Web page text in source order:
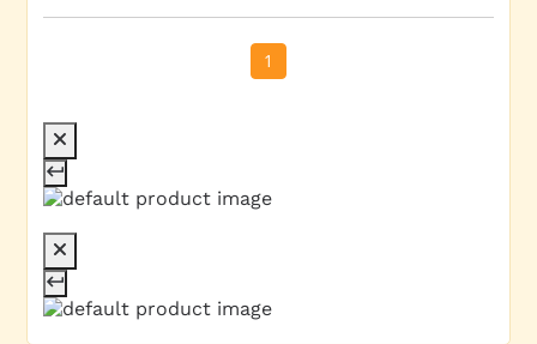
1